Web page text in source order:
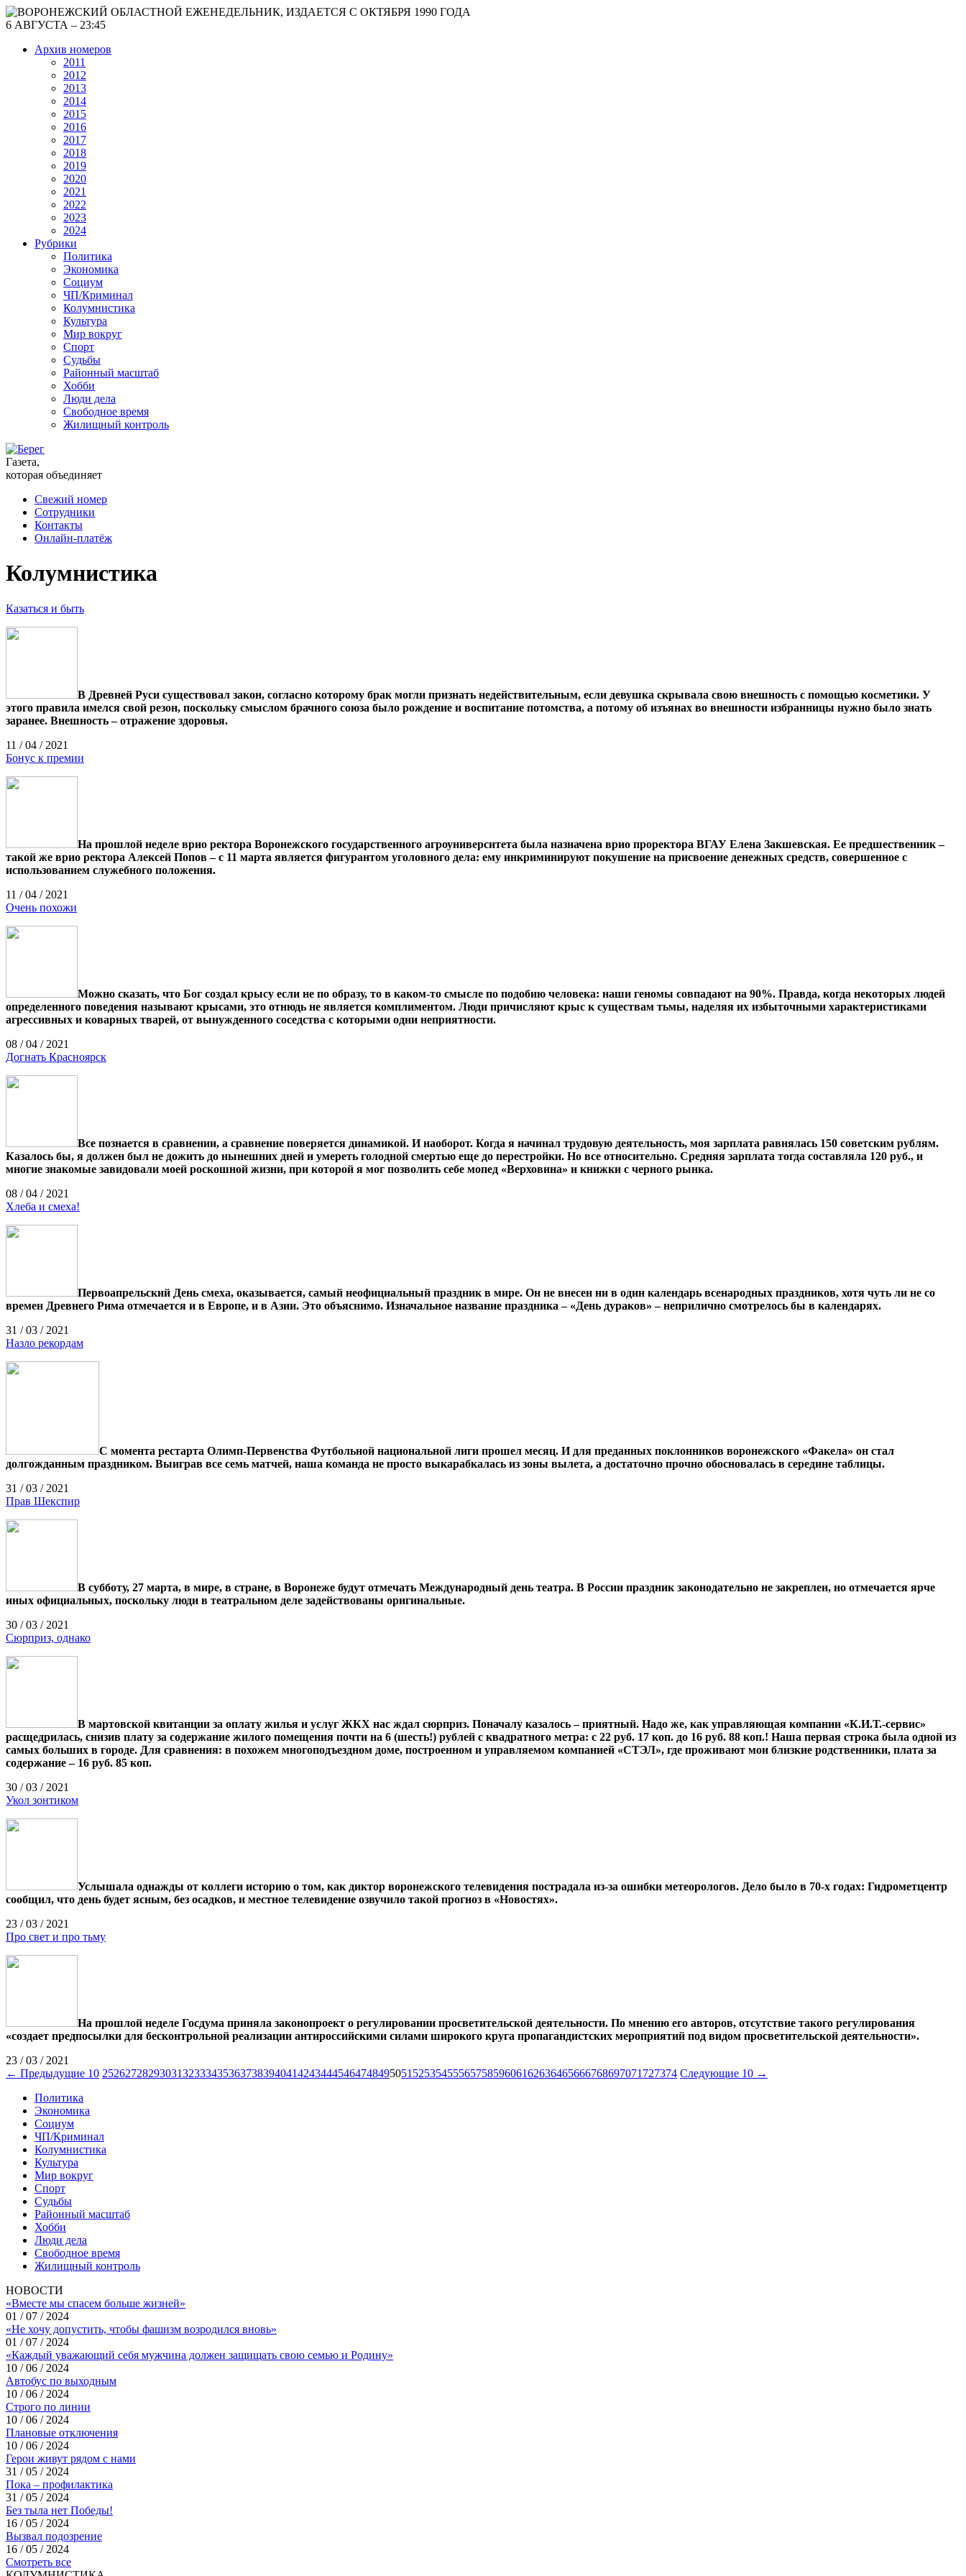
6 АВГУСТА – 23:45
Архив номеров
2011
2012
2013
2014
2015
2016
2017
2018
2019
2020
2021
2022
2023
2024
Рубрики
Политика
Экономика
Социум
ЧП/Криминал
Колумнистика
Культура
Мир вокруг
Спорт
Судьбы
Районный масштаб
Хобби
Люди дела
Свободное время
Жилищный контроль
Газета,
которая объединяет
Свежий номер
Сотрудники
Контакты
Онлайн-платёж
Колумнистика
Казаться и быть
В Древней Руси существовал закон, согласно которому брак могли признать недействительным, если девушка скрывала свою внешность с помощью косметики. У
этого правила имелся свой резон, поскольку смыслом брачного союза было рождение и воспитание потомства, а потому об изъянах во внешности избранницы нужно было знать
заранее. Внешность – отражение здоровья.
11 / 04 / 2021
Бонус к премии
На прошлой неделе врио ректора Воронежского государственного агроуниверситета была назначена врио проректора ВГАУ Елена Закшевская. Ее предшественник –
такой же врио ректора Алексей Попов – с 11 марта является фигурантом уголовного дела: ему инкриминируют покушение на присвоение денежных средств, совершенное с
использованием служебного положения.
11 / 04 / 2021
Очень похожи
Можно сказать, что Бог создал крысу если не по образу, то в каком-то смысле по подобию человека: наши геномы совпадают на 90%. Правда, когда некоторых людей
определенного поведения называют крысами, это отнюдь не является комплиментом. Люди причисляют крыс к существам тьмы, наделяя их избыточными характеристиками
агрессивных и коварных тварей, от вынужденного соседства с которыми одни неприятности.
08 / 04 / 2021
Догнать Красноярск
Все познается в сравнении, а сравнение поверяется динамикой. И наоборот. Когда я начинал трудовую деятельность, моя зарплата равнялась 150 советским рублям.
Казалось бы, я должен был не дожить до нынешних дней и умереть голодной смертью еще до перестройки. Но все относительно. Средняя зарплата тогда составляла 120 руб., и
многие знакомые завидовали моей роскошной жизни, при которой я мог позволить себе мопед «Верховина» и книжки с черного рынка.
08 / 04 / 2021
Хлеба и смеха!
Первоапрельский День смеха, оказывается, самый неофициальный праздник в мире. Он не внесен ни в один календарь всенародных праздников, хотя чуть ли не со
времен Древнего Рима отмечается и в Европе, и в Азии. Это объяснимо. Изначальное название праздника – «День дураков» – неприлично смотрелось бы в календарях.
31 / 03 / 2021
Назло рекордам
С момента рестарта Олимп-Первенства Футбольной национальной лиги прошел месяц. И для преданных поклонников воронежского «Факела» он стал
долгожданным праздником. Выиграв все семь матчей, наша команда не просто выкарабкалась из зоны вылета, а достаточно прочно обосновалась в середине таблицы.
31 / 03 / 2021
Прав Шекспир
В субботу, 27 марта, в мире, в стране, в Воронеже будут отмечать Международный день театра. В России праздник законодательно не закреплен, но отмечается ярче
иных официальных, поскольку люди в театральном деле задействованы оригинальные.
30 / 03 / 2021
Сюрприз, однако
В мартовской квитанции за оплату жилья и услуг ЖКХ нас ждал сюрприз. Поначалу казалось – приятный. Надо же, как управляющая компании «К.И.Т.-сервис»
расщедрилась, снизив плату за содержание жилого помещения почти на 6 (шесть!) рублей с квадратного метра: с 22 руб. 17 коп. до 16 руб. 88 коп.! Наша первая строка была одной из
самых больших в городе. Для сравнения: в похожем многоподъездном доме, построенном и управляемом компанией «СТЭЛ», где проживают мои близкие родственники, плата за
содержание – 16 руб. 85 коп.
30 / 03 / 2021
Укол зонтиком
Услышала однажды от коллеги историю о том, как диктор воронежского телевидения пострадала из-за ошибки метеорологов. Дело было в 70-х годах: Гид­рометцентр
сообщил, что день будет ясным, без осадков, и местное телевидение озвучило такой прогноз в «Новостях».
23 / 03 / 2021
Про свет и про тьму
На прошлой неделе Госдума приняла законопроект о регулировании просветительской деятельности. По мнению его авторов, отсутствие такого регулирования
«создает предпосылки для бесконтрольной реализации антироссийскими силами широкого круга пропагандистских мероприятий под видом просветительской деятельности».
23 / 03 / 2021
← Предыдущие 10 252627282930313233343536373839404142434445464748495051 5253545556575859606162636465666768697071 727374 Следующие 10 →
Политика
Экономика
Социум
ЧП/Криминал
Колумнистика
Культура
Мир вокруг
Спорт
Судьбы
Районный масштаб
Хобби
Люди дела
Свободное время
Жилищный контроль
НОВОСТИ
«Вместе мы спасем больше жизней»
01 / 07 / 2024
«Не хочу допустить, чтобы фашизм возродился вновь»
01 / 07 / 2024
«Каждый уважающий себя мужчина должен защищать свою семью и Родину»
10 / 06 / 2024
Автобус по выходным
10 / 06 / 2024
Строго по линии
10 / 06 / 2024
Плановые отключения
10 / 06 / 2024
Герои живут рядом с нами
31 / 05 / 2024
Пока – профилактика
31 / 05 / 2024
Без тыла нет Победы!
16 / 05 / 2024
Вызвал подозрение
16 / 05 / 2024
Смотреть все